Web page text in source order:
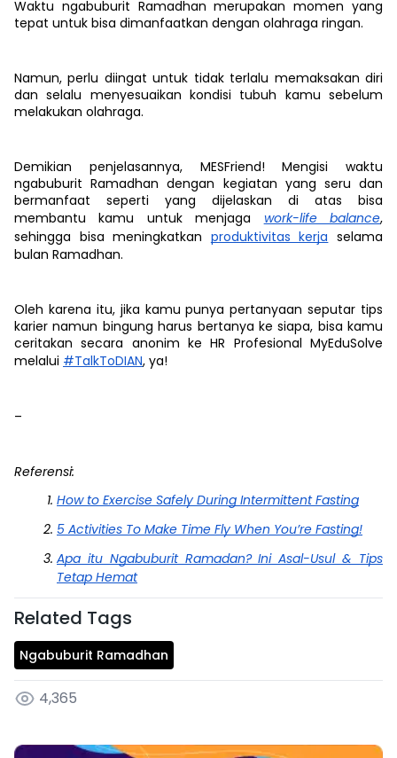
Waktu ngabuburit Ramadhan merupakan momen yang
tepat untuk bisa dimanfaatkan dengan olahraga ringan.
Namun, perlu diingat untuk tidak terlalu memaksakan diri
dan selalu menyesuaikan kondisi tubuh kamu sebelum
melakukan olahraga.
Demikian penjelasannya, MESFriend! Mengisi waktu
ngabuburit Ramadhan dengan kegiatan yang seru dan
bermanfaat seperti yang dijelaskan di atas bisa
membantu kamu untuk menjaga work-life balance,
sehingga bisa meningkatkan produktivitas kerja selama
bulan Ramadhan.
Oleh karena itu, jika kamu punya pertanyaan seputar tips
karier namun bingung harus bertanya ke siapa, bisa kamu
ceritakan secara anonim ke HR Profesional MyEduSolve
melalui #TalkToDIAN, ya!
–
Referensi:
How to Exercise Safely During Intermittent Fasting
5 Activities To Make Time Fly When You’re Fasting!
Apa itu Ngabuburit Ramadan? Ini Asal-Usul & Tips
Tetap Hemat
Related Tags
Ngabuburit Ramadhan
4,365